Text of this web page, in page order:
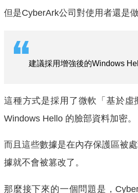
但是Cyber​​Ark公司對使用者還是
建議採用增強後的Windows
這種方式是採用了微軟「基於虛
Windows Hello 的臉部資料加密。
而且這些數據是在內存保護區被
據就不會被篡改了。
那麼接下來的一個問題是，